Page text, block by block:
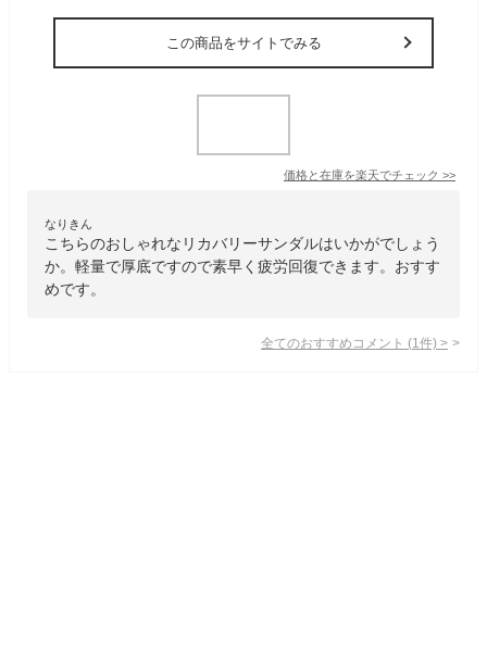
この商品をサイトでみる
価格と在庫を楽天でチェック >>
なりきん
こちらのおしゃれなリカバリーサンダルはいかがでしょう
か。軽量で厚底ですので素早く疲労回復できます。おすす
めです。
全てのおすすめコメント (1 件) >